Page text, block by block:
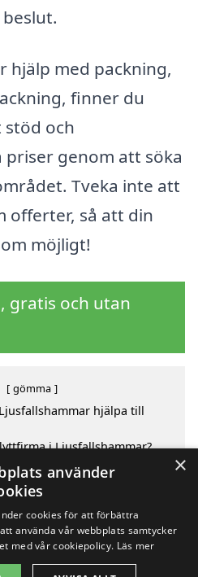
hjälp med packning,
finner du
och
genom att söka
Tveka inte att
offerter, så att din
möjligt!
gratis och utan
gömma
hjälpa till
i Ljusfallshammar?
i Ljusfallshammar
i de omgivande
×
använder
cookies för att förbättra
använda vår webbplats samtycker
med vår cookiepolicy. Läs mer